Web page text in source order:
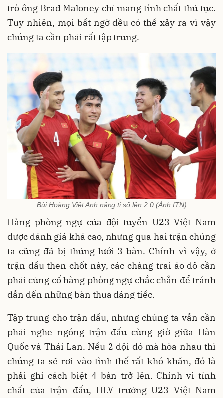
trò ông Brad Maloney chỉ mang tính chất thủ tục.
Tuy nhiên, mọi bất ngờ đều có thể xảy ra vì vậy
chúng ta cần phải rất tập trung.
Bùi Hoàng Việt Anh nâng tỉ số lên 2:0 (Ảnh ITN)
Hàng phòng ngự của đội tuyển U23 Việt Nam
được đánh giá khá cao, nhưng qua hai trận chúng
ta cũng đã bị thủng lưới 3 bàn. Chính vì vậy, ở
trận đấu then chốt này, các chàng trai áo đỏ cần
phải củng cố hàng phòng ngự chắc chắn để tránh
dẫn đến những bàn thua đáng tiếc.
Tập trung cho trận đấu, nhưng chúng ta vẫn cần
phải nghe ngóng trận đấu cùng giờ giữa Hàn
Quốc và Thái Lan. Nếu 2 đội đó mà hòa nhau thì
chúng ta sẽ rơi vào tình thế rất khó khăn, đó là
phải ghi cách biệt 4 bàn trở lên. Chính vì tính
chất của trận đấu, HLV trưởng U23 Việt Nam